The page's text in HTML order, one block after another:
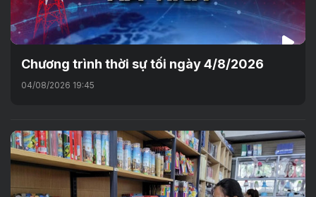
Chương trình thời sự tối ngày 4/8/2026
04/08/2026 19:45